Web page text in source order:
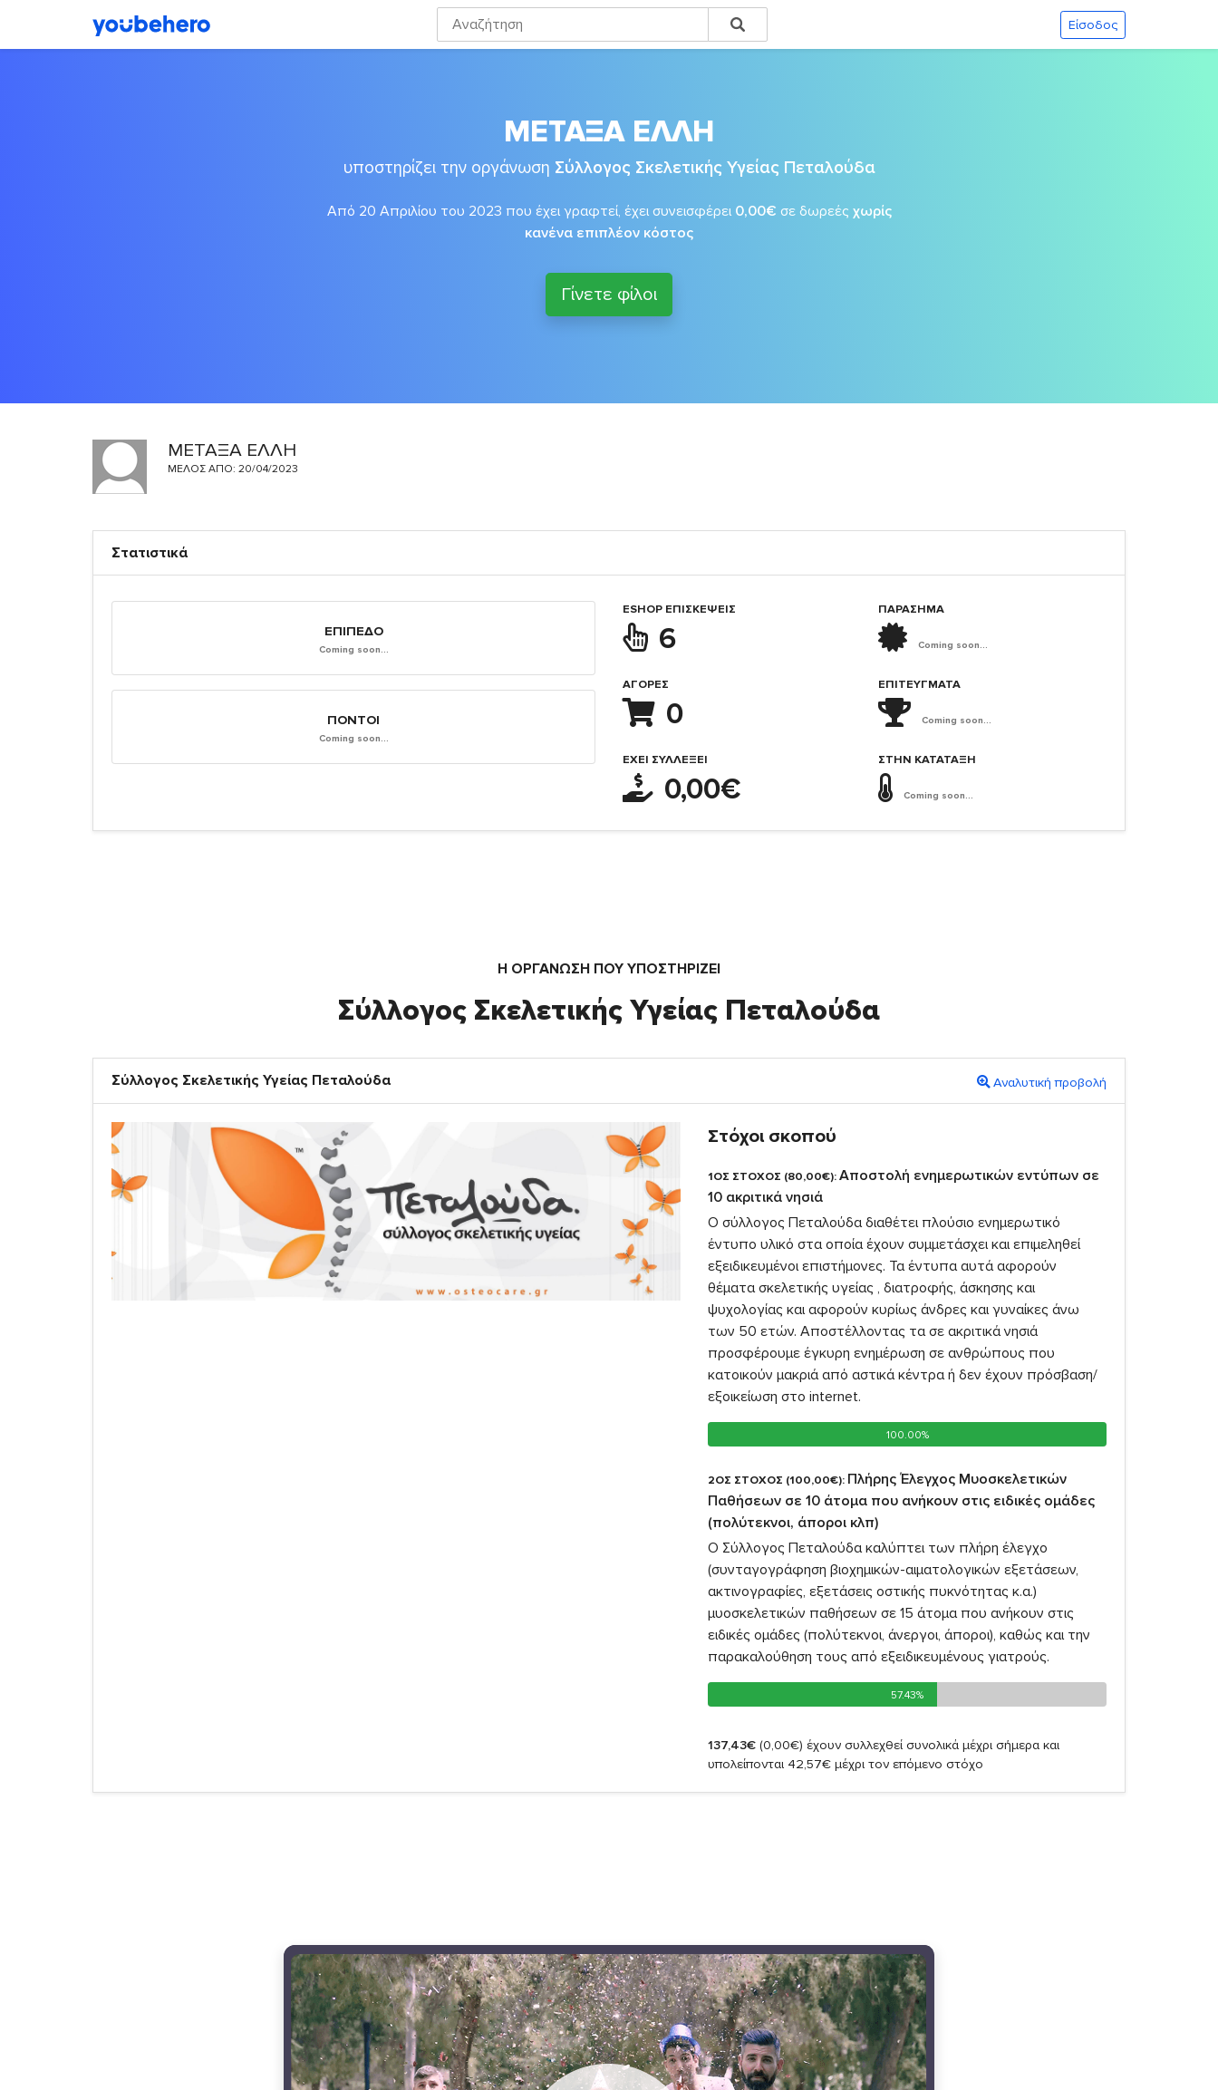
Είσοδος
ΜΕΤΑΞΑ ΕΛΛΗ
υποστηρίζει την οργάνωση Σύλλογος Σκελετικής Υγείας Πεταλούδα
Από 20 Απριλίου του 2023 που έχει γραφτεί, έχει συνεισφέρει 0,00€ σε δωρεές χωρίς
κανένα επιπλέον κόστος
Γίνετε φίλοι
ΜΕΤΑΞΑ ΕΛΛΗ
ΜΈΛΟΣ ΑΠΌ: 20/04/2023
Στατιστικά
ΕΠΊΠΕΔΟ
Coming soon...
ΠΌΝΤΟΙ
Coming soon...
ESHOP ΕΠΙΣΚΈΨΕΙΣ
6
ΑΓΟΡΈΣ
0
ΈΧΕΙ ΣΥΛΛΈΞΕΙ
0,00€
ΠΑΡΑΣΗΜΑ
Coming soon...
ΕΠΙΤΕΎΓΜΑΤΑ
Coming soon...
ΣΤΗΝ ΚΑΤΆΤΑΞΗ
Coming soon...
Η ΟΡΓΆΝΩΣΗ ΠΟΥ ΥΠΟΣΤΗΡΙΖΕΙ
Σύλλογος Σκελετικής Υγείας Πεταλούδα
Σύλλογος Σκελετικής Υγείας Πεταλούδα Αναλυτική προβολή
Στόχοι σκοπού
1ΟΣ ΣΤΟΧΟΣ (80,00€):Αποστολή ενημερωτικών εντύπων σε
10 ακριτικά νησιά
Ο σύλλογος Πεταλούδα διαθέτει πλούσιο ενημερωτικό
έντυπο υλικό στα οποία έχουν συμμετάσχει και επιμεληθεί
εξειδικευμένοι επιστήμονες. Τα έντυπα αυτά αφορούν
θέματα σκελετικής υγείας , διατροφής, άσκησης και
ψυχολογίας και αφορούν κυρίως άνδρες και γυναίκες άνω
των 50 ετών. Αποστέλλοντας τα σε ακριτικά νησιά
προσφέρουμε έγκυρη ενημέρωση σε ανθρώπους που
κατοικούν μακριά από αστικά κέντρα ή δεν έχουν πρόσβαση/
εξοικείωση στο internet.
100.00%
100.00%
2ΟΣ ΣΤΟΧΟΣ (100,00€): Πλήρης Έλεγχος Μυοσκελετικών
Παθήσεων σε 10 άτομα που ανήκουν στις ειδικές ομάδες
(πολύτεκνοι, άποροι κλπ)
Ο Σύλλογος Πεταλούδα καλύπτει των πλήρη έλεγχο
(συνταγογράφηση βιοχημικών-αιματολογικών εξετάσεων,
ακτινογραφίες, εξετάσεις οστικής πυκνότητας κ.α.)
μυοσκελετικών παθήσεων σε 15 άτομα που ανήκουν στις
ειδικές ομάδες (πολύτεκνοι, άνεργοι, άποροι), καθώς και την
παρακαλούθηση τους από εξειδικευμένους γιατρούς.
57.43%
57.43%
137,43€ (0,00€) έχουν συλλεχθεί συνολικά μέχρι σήμερα και
υπολείπονται 42,57€ μέχρι τον επόμενο στόχο